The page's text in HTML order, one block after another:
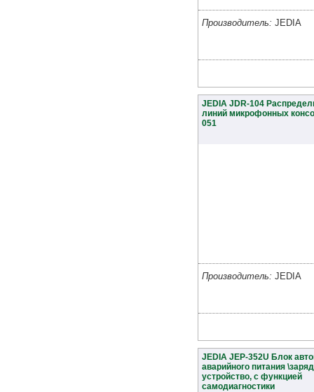
Производитель: JEDIA
JEDIA JDR-104
линий микрофонных
051
Производитель: JEDIA
JEDIA JEP-352U Блок
аварийного питания
устройство, с функцией
самодиагностики